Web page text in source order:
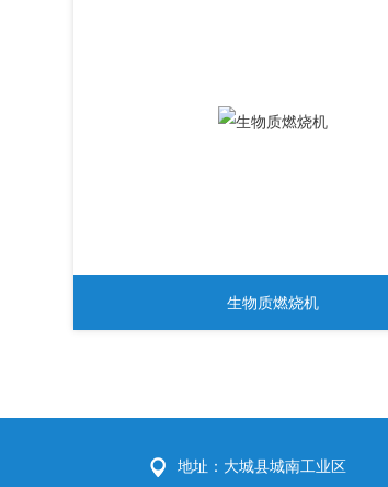
生物质燃烧机
地址：大城县城南工业区